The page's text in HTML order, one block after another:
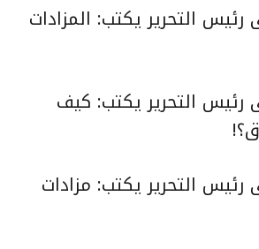
رئيس التحرير يكتب: المزادات
رئيس التحرير يكتب: كيف
!
رئيس التحرير يكتب: مزادات